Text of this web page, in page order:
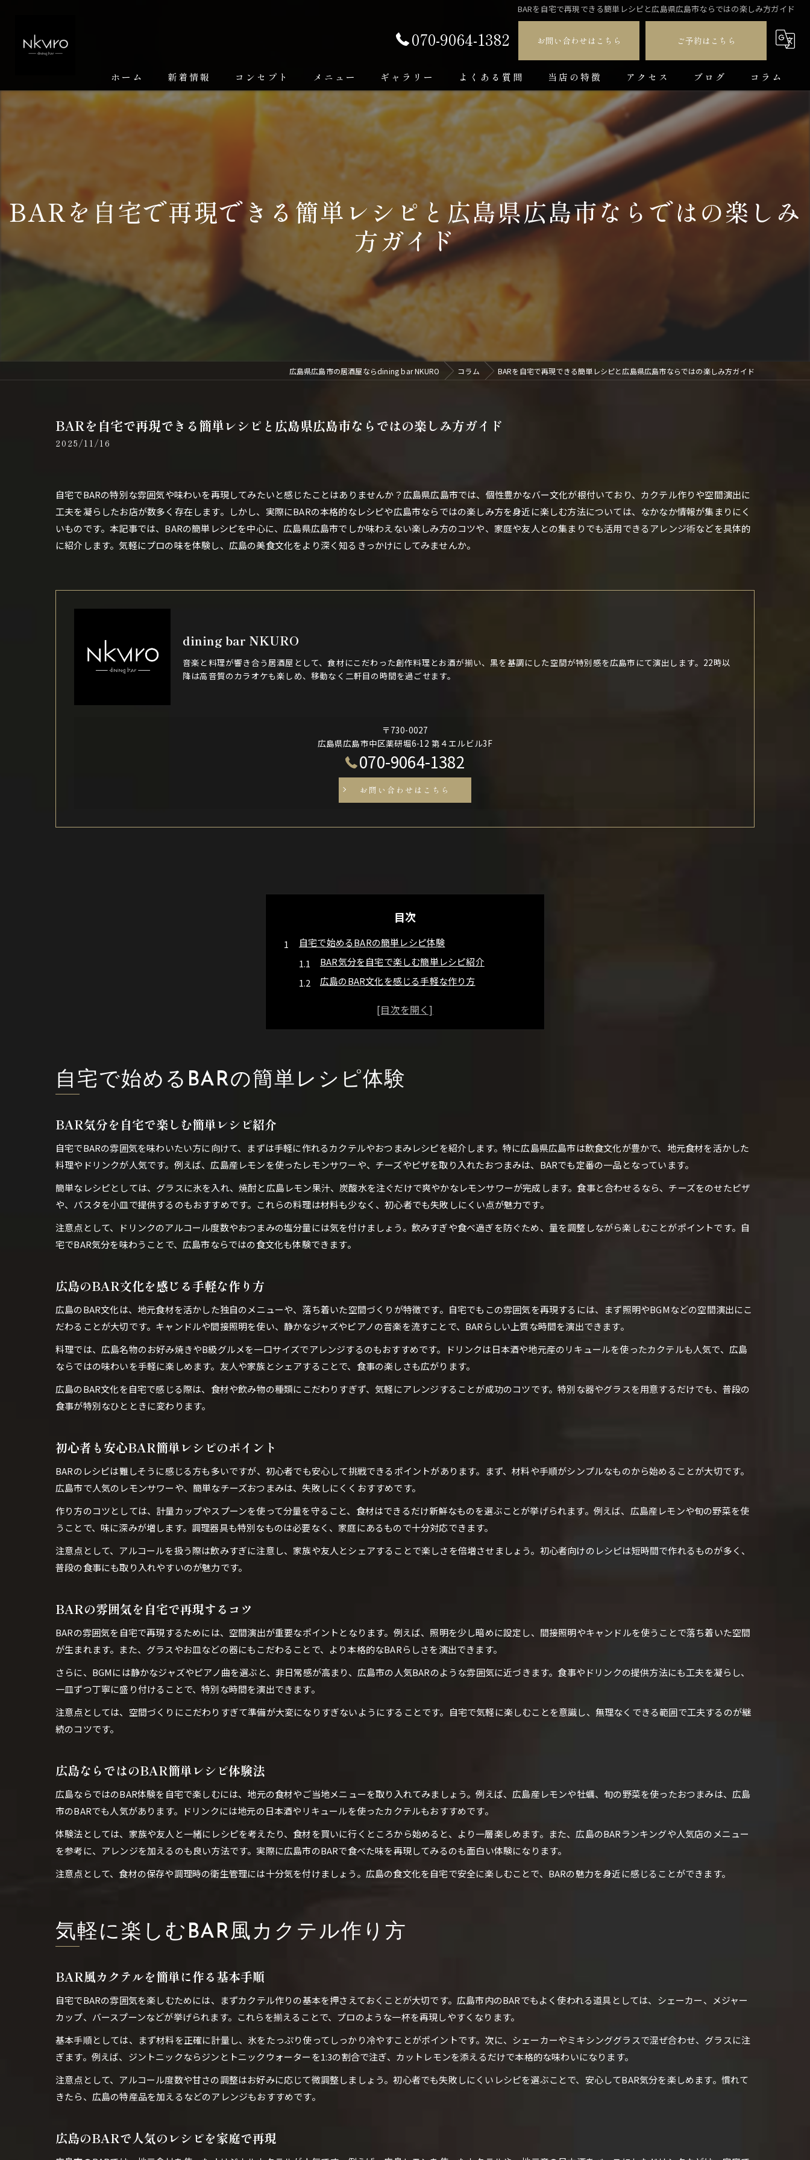
BARを自宅で再現できる簡単レシピと広島県広島市ならではの楽しみ方ガイド
070-9064-1382 お問い合わせはこちら ご予約はこちら
ホーム 新着情報 コンセプト メニュー ギャラリー よくある質問 当店の特徴
ダイニングバー
貸切
カラオケ
飲み放題
アクセス ブログ コラム
BARを自宅で再現できる簡単レシピと広島県広島市ならではの楽しみ
方ガイド
広島県広島市の居酒屋ならdining bar NKURO コラム BARを自宅で再現できる簡単レシピと広島県広島市ならではの楽しみ方ガイド
BARを自宅で再現できる簡単レシピと広島県広島市ならではの楽しみ方ガイド
2025/11/16
自宅でBARの特別な雰囲気や味わいを再現してみたいと感じたことはありませんか？広島県広島市では、個性豊かなバー文化が根付いており、カクテル作りや空間演出に
工夫を凝らしたお店が数多く存在します。しかし、実際にBARの本格的なレシピや広島市ならではの楽しみ方を身近に楽しむ方法については、なかなか情報が集まりにく
いものです。本記事では、BARの簡単レシピを中心に、広島県広島市でしか味わえない楽しみ方のコツや、家庭や友人との集まりでも活用できるアレンジ術などを具体的
に紹介します。気軽にプロの味を体験し、広島の美食文化をより深く知るきっかけにしてみませんか。
dining bar NKURO
音楽と料理が響き合う居酒屋として、食材にこだわった創作料理とお酒が揃い、黒を基調にした空間が特別感を広島市にて演出します。22時以
降は高音質のカラオケも楽しめ、移動なく二軒目の時間を過ごせます。
〒730-0027
広島県広島市中区薬研堀6-12 第４エルビル3F
070-9064-1382
お問い合わせはこちら
目次
自宅で始めるBARの簡単レシピ体験
BAR気分を自宅で楽しむ簡単レシピ紹介
広島のBAR文化を感じる手軽な作り方
BARの雰囲気を自宅で再現するコツ
BAR風カクテルを簡単に作る基本手順
女子にも人気のBAR簡単カクテル提案
BAR初心者が試したい簡単アレンジ術
広島BAR風アレンジで味に深みを出す方法
自宅BARで手軽にできるアレンジレシピ
BAR人気アレンジで会話も盛り上がる秘訣
BAR簡単レシピで広島市の雰囲気を再現
自宅BARで広島らしさを演出する方法
広島BARの空間作りを取り入れるコツ
隠れ家気分を演出するBARの工夫集
BAR初心者でも楽しめる雰囲気作り
自宅でBAR女子会を楽しむコツと工夫
おうちBARで盛り上がるコツと楽しみ方
広島BAR文化を取り入れた盛り上げ術
自宅で始めるBARの簡単レシピ体験
BAR気分を自宅で楽しむ簡単レシピ紹介
自宅でBARの雰囲気を味わいたい方に向けて、まずは手軽に作れるカクテルやおつまみレシピを紹介します。特に広島県広島市は飲食文化が豊かで、地元食材を活かした
料理やドリンクが人気です。例えば、広島産レモンを使ったレモンサワーや、チーズやピザを取り入れたおつまみは、BARでも定番の一品となっています。
簡単なレシピとしては、グラスに氷を入れ、焼酎と広島レモン果汁、炭酸水を注ぐだけで爽やかなレモンサワーが完成します。食事と合わせるなら、チーズをのせたピザ
や、パスタを小皿で提供するのもおすすめです。これらの料理は材料も少なく、初心者でも失敗しにくい点が魅力です。
注意点として、ドリンクのアルコール度数やおつまみの塩分量には気を付けましょう。飲みすぎや食べ過ぎを防ぐため、量を調整しながら楽しむことがポイントです。自
宅でBAR気分を味わうことで、広島市ならではの食文化も体験できます。
広島のBAR文化を感じる手軽な作り方
広島のBAR文化は、地元食材を活かした独自のメニューや、落ち着いた空間づくりが特徴です。自宅でもこの雰囲気を再現するには、まず照明やBGMなどの空間演出にこ
だわることが大切です。キャンドルや間接照明を使い、静かなジャズやピアノの音楽を流すことで、BARらしい上質な時間を演出できます。
料理では、広島名物のお好み焼きやB級グルメを一口サイズでアレンジするのもおすすめです。ドリンクは日本酒や地元産のリキュールを使ったカクテルも人気で、広島
ならではの味わいを手軽に楽しめます。友人や家族とシェアすることで、食事の楽しさも広がります。
広島のBAR文化を自宅で感じる際は、食材や飲み物の種類にこだわりすぎず、気軽にアレンジすることが成功のコツです。特別な器やグラスを用意するだけでも、普段の
食事が特別なひとときに変わります。
初心者も安心BAR簡単レシピのポイント
BARのレシピは難しそうに感じる方も多いですが、初心者でも安心して挑戦できるポイントがあります。まず、材料や手順がシンプルなものから始めることが大切です。
広島市で人気のレモンサワーや、簡単なチーズおつまみは、失敗しにくくおすすめです。
作り方のコツとしては、計量カップやスプーンを使って分量を守ること、食材はできるだけ新鮮なものを選ぶことが挙げられます。例えば、広島産レモンや旬の野菜を使
うことで、味に深みが増します。調理器具も特別なものは必要なく、家庭にあるもので十分対応できます。
注意点として、アルコールを扱う際は飲みすぎに注意し、家族や友人とシェアすることで楽しさを倍増させましょう。初心者向けのレシピは短時間で作れるものが多く、
普段の食事にも取り入れやすいのが魅力です。
BARの雰囲気を自宅で再現するコツ
BARの雰囲気を自宅で再現するためには、空間演出が重要なポイントとなります。例えば、照明を少し暗めに設定し、間接照明やキャンドルを使うことで落ち着いた空間
が生まれます。また、グラスやお皿などの器にもこだわることで、より本格的なBARらしさを演出できます。
さらに、BGMには静かなジャズやピアノ曲を選ぶと、非日常感が高まり、広島市の人気BARのような雰囲気に近づきます。食事やドリンクの提供方法にも工夫を凝らし、
一皿ずつ丁寧に盛り付けることで、特別な時間を演出できます。
注意点としては、空間づくりにこだわりすぎて準備が大変になりすぎないようにすることです。自宅で気軽に楽しむことを意識し、無理なくできる範囲で工夫するのが継
続のコツです。
広島ならではのBAR簡単レシピ体験法
広島ならではのBAR体験を自宅で楽しむには、地元の食材やご当地メニューを取り入れてみましょう。例えば、広島産レモンや牡蠣、旬の野菜を使ったおつまみは、広島
市のBARでも人気があります。ドリンクには地元の日本酒やリキュールを使ったカクテルもおすすめです。
体験法としては、家族や友人と一緒にレシピを考えたり、食材を買いに行くところから始めると、より一層楽しめます。また、広島のBARランキングや人気店のメニュー
を参考に、アレンジを加えるのも良い方法です。実際に広島市のBARで食べた味を再現してみるのも面白い体験になります。
注意点として、食材の保存や調理時の衛生管理には十分気を付けましょう。広島の食文化を自宅で安全に楽しむことで、BARの魅力を身近に感じることができます。
気軽に楽しむBAR風カクテル作り方
BAR風カクテルを簡単に作る基本手順
自宅でBARの雰囲気を楽しむためには、まずカクテル作りの基本を押さえておくことが大切です。広島市内のBARでもよく使われる道具としては、シェーカー、メジャー
カップ、バースプーンなどが挙げられます。これらを揃えることで、プロのような一杯を再現しやすくなります。
基本手順としては、まず材料を正確に計量し、氷をたっぷり使ってしっかり冷やすことがポイントです。次に、シェーカーやミキシンググラスで混ぜ合わせ、グラスに注
ぎます。例えば、ジントニックならジンとトニックウォーターを1:3の割合で注ぎ、カットレモンを添えるだけで本格的な味わいになります。
注意点として、アルコール度数や甘さの調整はお好みに応じて微調整しましょう。初心者でも失敗しにくいレシピを選ぶことで、安心してBAR気分を楽しめます。慣れて
きたら、広島の特産品を加えるなどのアレンジもおすすめです。
広島のBARで人気のレシピを家庭で再現
ご予約はこちら
ご予約はこちら